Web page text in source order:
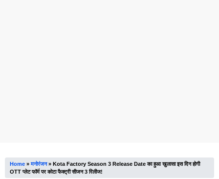
Home »मनोरंजन» Kota Factory Season 3 Release Date का हुआ खुलासा इस दिन होगी
OTT प्लेट फॉर्म पर कोटा फैक्ट्री सीजन 3 रिलीज!